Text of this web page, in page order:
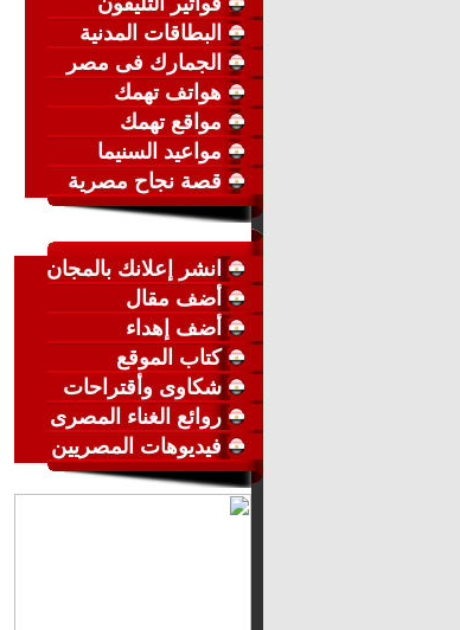
البطاقات المدنية
الجمارك فى مصر
هواتف تهمك
مواقع تهمك
مواعيد السنيما
قصة نجاح مصرية
انشر إعلانك بالمجان
أضف مقال
أضف إهداء
كتاب الموقع
شكاوى وأقتراحات
روائع الغناء المصرى
فيديوهات المصريين